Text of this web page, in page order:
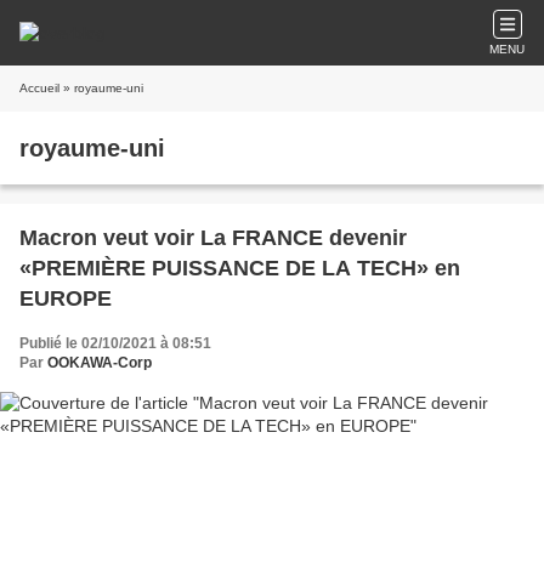
MENU
Accueil » royaume-uni
royaume-uni
Macron veut voir La FRANCE devenir
«PREMIÈRE PUISSANCE DE LA TECH» en
EUROPE
Publié le 02/10/2021 à 08:51
Par OOKAWA-Corp